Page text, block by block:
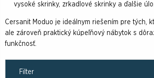
vysoké skrinky, zrkadlové skrinky a ďalšie
Cersanit Moduo je ideálnym riešením pre tých,
ale zároveň praktický kúpeľňový nábytok s
funkčnosť.
Filter